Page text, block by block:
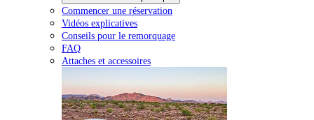
Commencer une réservation
Vidéos explicatives
Conseils pour le remorquage
FAQ
Attaches et accessoires